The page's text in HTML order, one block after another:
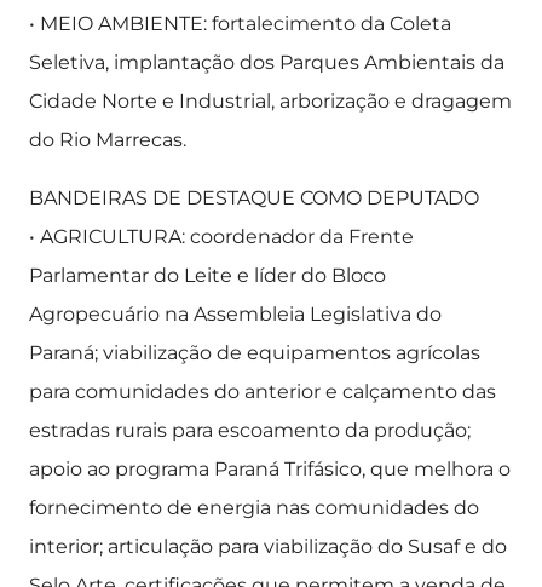
• MEIO AMBIENTE: fortalecimento da Coleta
Seletiva, implantação dos Parques Ambientais da
Cidade Norte e Industrial, arborização e dragagem
do Rio Marrecas.
BANDEIRAS DE DESTAQUE COMO DEPUTADO
• AGRICULTURA: coordenador da Frente
Parlamentar do Leite e líder do Bloco
Agropecuário na Assembleia Legislativa do
Paraná; viabilização de equipamentos agrícolas
para comunidades do anterior e calçamento das
estradas rurais para escoamento da produção;
apoio ao programa Paraná Trifásico, que melhora o
fornecimento de energia nas comunidades do
interior; articulação para viabilização do Susaf e do